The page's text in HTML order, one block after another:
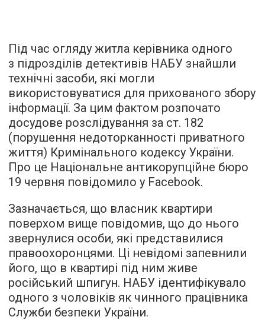
Під час огляду житла керівника одного
з підрозділів детективів НАБУ знайшли
технічні засоби, які могли
використовуватися для прихованого збору
інформації. За цим фактом розпочато
досудове розслідування за ст. 182
(порушення недоторканності приватного
життя) Кримінального кодексу України.
Про це Національне антикорупційне бюро
19 червня повідомило у Facebook.
Зазначається, що власник квартири
поверхом вище повідомив, що до нього
звернулися особи, які представилися
правоохоронцями. Ці невідомі запевнили
його, що в квартирі під ним живе
російський шпигун. НАБУ ідентифікувало
одного з чоловіків як чинного працівника
Служби безпеки України.